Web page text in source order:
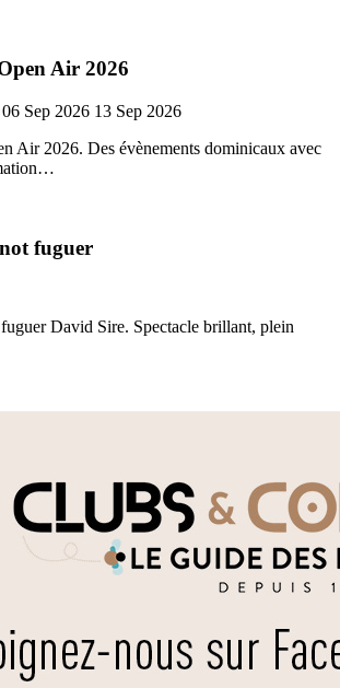
Air 2026
06 Sep 2026 13 Sep 2026
Air 2026. Des évènements dominicaux avec
fuguer
David Sire. Spectacle brillant, plein